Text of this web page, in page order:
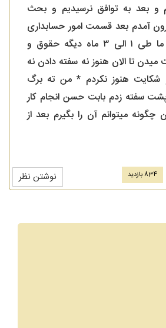
و بعد به توافق نرسیدیم و بحث
آمدم بعد قسمت امور حسابداری
گفت شکایت نکن ما طی ۱ الی ۳ ماه دیگه حقوق و
تا الان هنوز نه سفته دادن نه
هنوز نکردم * من ته برگ
سفته زدم بابت حسن انجام کار
چگونه میتوانم آن را بگیرم بعد از
834 بازدید نوشتن نظر